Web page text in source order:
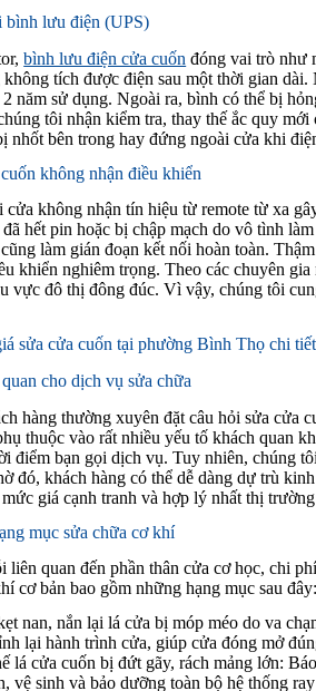
bình lưu điện (UPS)
bình lưu điện cửa cuốn đóng vai trò như
không tích được điện sau một thời gian
năm sử dụng. Ngoài ra, bình có thể bị
tôi nhận kiểm tra, thay thế ắc quy
nhốt bên trong hay đứng ngoài cửa khi
không nhận điều khiển
không nhận tín hiệu từ remote từ xa
đã hết pin hoặc bị chập mạch do vô tình
làm gián đoạn kết nối hoàn toàn.
khiển nghiêm trọng. Theo các chuyên
vực đô thị đông đúc. Vì vậy, chúng tôi
sửa cửa cuốn tại phường Bình Thọ chi
cho dịch vụ sửa chữa
hàng thường xuyên đặt câu hỏi sửa cửa
thuộc vào rất nhiều yếu tố khách quan
điểm bạn gọi dịch vụ. Tuy nhiên, chúng
đó, khách hàng có thể dễ dàng dự trù
mức giá cạnh tranh và hợp lý nhất thị
mục sửa chữa cơ khí
quan đến phần thân cửa cơ học, chi
cơ bản bao gồm những hạng mục sau đây:
nan, nắn lại lá cửa bị móp méo do va
lại hành trình cửa, giúp cửa đóng mở
lá cửa cuốn bị đứt gãy, rách mảng lớn:
vệ sinh và bảo dưỡng toàn bộ hệ thống